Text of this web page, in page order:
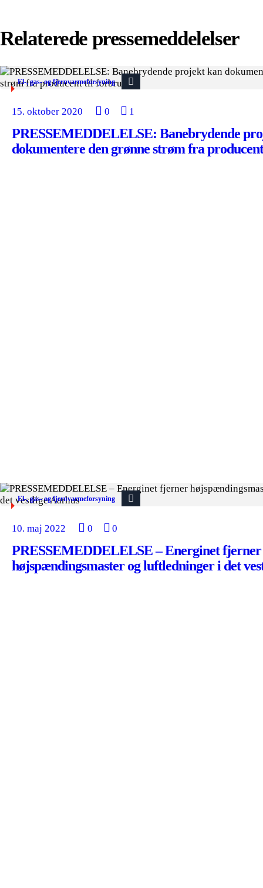
Relaterede pressemeddelelser
El-, gas- og fjernvarmeforsyning
15. oktober 2020 0 1
PRESSEMEDDELELSE: Banebrydende
dokumentere den grønne strøm fra
El-, gas- og fjernvarmeforsyning
10. maj 2022 0 0
PRESSEMEDDELELSE – Energinet fjerner
højspændingsmaster og luftledninger i det